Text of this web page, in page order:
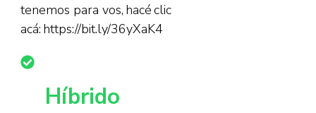
tenemos para vos, hacé clic
acá: https://bit.ly/36yXaK4
Híbrido